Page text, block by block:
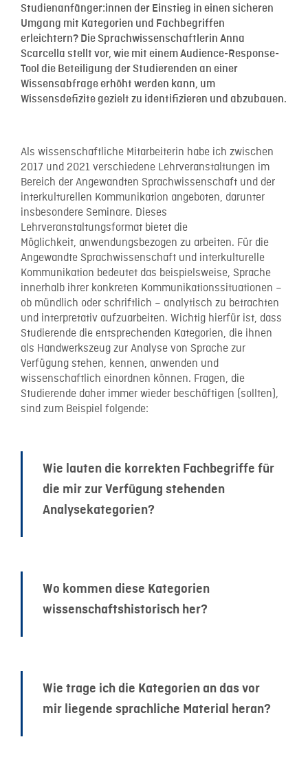
Studienanfänger:innen der Einstieg in einen sicheren
Umgang mit Kategorien und Fachbegriffen
erleichtern? Die Sprachwissenschaftlerin Anna
Scarcella stellt vor, wie mit einem Audience-Response-
Tool die Beteiligung der Studierenden an einer
Wissensabfrage erhöht werden kann, um
Wissensdefizite gezielt zu identifizieren und abzubauen.
Als wissenschaftliche Mitarbeiterin habe ich zwischen
2017 und 2021 verschiedene Lehrveranstaltungen im
Bereich der Angewandten Sprachwissenschaft und der
interkulturellen Kommunikation angeboten, darunter
insbesondere Seminare. Dieses
Lehrveranstaltungsformat bietet die
Möglichkeit, anwendungsbezogen zu arbeiten. Für die
Angewandte Sprachwissenschaft und interkulturelle
Kommunikation bedeutet das beispielsweise, Sprache
innerhalb ihrer konkreten Kommunikationssituationen –
ob mündlich oder schriftlich – analytisch zu betrachten
und interpretativ aufzuarbeiten. Wichtig hierfür ist, dass
Studierende die entsprechenden Kategorien, die ihnen
als Handwerkszeug zur Analyse von Sprache zur
Verfügung stehen, kennen, anwenden und
wissenschaftlich einordnen können. Fragen, die
Studierende daher immer wieder beschäftigen (sollten),
sind zum Beispiel folgende:
Wie lauten die korrekten Fachbegriffe für
die mir zur Verfügung stehenden
Analysekategorien?
Wo kommen diese Kategorien
wissenschaftshistorisch her?
Wie trage ich die Kategorien an das vor
mir liegende sprachliche Material heran?